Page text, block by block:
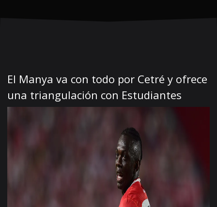
El Manya va con todo por Cetré y ofrece
una triangulación con Estudiantes